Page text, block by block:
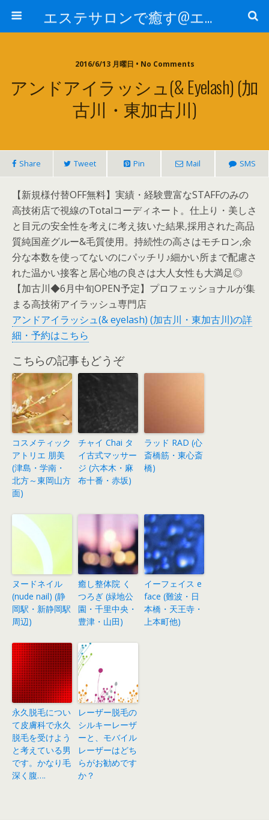
エステサロンで癒す@エステ～全国エステ情報
2016/6/13 月曜日 • No Comments
アンドアイラッシュ(& Eyelash) (加
古川・東加古川)
Share Tweet Pin Mail SMS
【新規様付替OFF無料】実績・経験豊富なSTAFFのみの
高技術店で視線のTotalコーディネート。仕上り・美しさ
と目元の安全性を考えに考え抜いた結果,採用された高品
質純国産グルー&毛質使用。持続性の高さはモチロン,余
分な本数を使ってないのにパッチリ♪細かい所まで配慮さ
れた温かい接客と居心地の良さは大人女性も大満足◎
【加古川◆6月中旬OPEN予定】プロフェッショナルが集
まる高技術アイラッシュ専門店
アンドアイラッシュ(& eyelash) (加古川・東加古川)の詳
細・予約はこちら
こちらの記事もどうぞ
コスメティック
アトリエ 朋美
(津島・学南・
北方～東岡山方
面)
チャイ Chai タ
イ古式マッサー
ジ (六本木・麻
布十番・赤坂)
ラッド RAD (心
斎橋筋・東心斎
橋)
ヌードネイル
(nude nail) (静
岡駅・新静岡駅
周辺)
癒し整体院 く
つろぎ (緑地公
園・千里中央・
豊津・山田)
イーフェイス e
face (難波・日
本橋・天王寺・
上本町他)
永久脱毛につい
て皮膚科で永久
脱毛を受けよう
と考えている男
です。かなり毛
深く腹….
レーザー脱毛の
シルキーレーザ
ーと、モバイル
レーザーはどち
らがお勧めです
か？